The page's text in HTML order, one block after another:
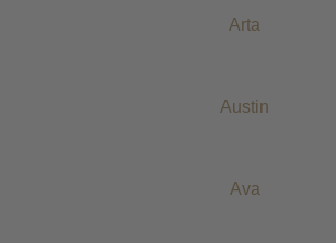
Arta
Austin
Ava